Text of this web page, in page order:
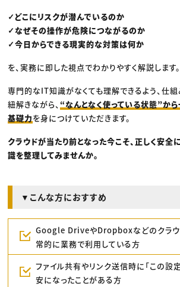
✓どこにリスクが潜んでいるのか
✓なぜその操作が危険につながるのか
✓今日からできる現実的な対策は何か
を、実務に即した視点でわかりやすく解説します。
専門的なIT知識がなくても理解できるよう、仕
紐解きながら、“なんとなく使っている状態”か
基礎力を身につけていただきます。
クラウドが当たり前となった今こそ、正しく安
識を整理してみませんか。
▼こんな方におすすめ
Google DriveやDropboxなどのクラウ
常的に業務で利用している方
ファイル共有やリンク送信時に「この設
安になったことがある方